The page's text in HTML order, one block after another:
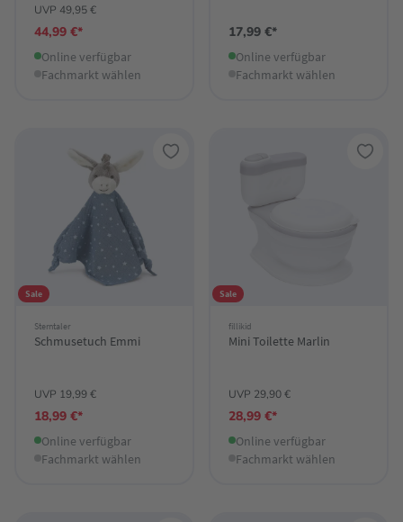
UVP 49,95 €
44,99 €*
Online verfügbar
Fachmarkt wählen
17,99 €*
Online verfügbar
Fachmarkt wählen
Sale
Sterntaler
Schmusetuch Emmi
UVP 19,99 €
18,99 €*
Online verfügbar
Fachmarkt wählen
Sale
fillikid
Mini Toilette Marlin
UVP 29,90 €
28,99 €*
Online verfügbar
Fachmarkt wählen